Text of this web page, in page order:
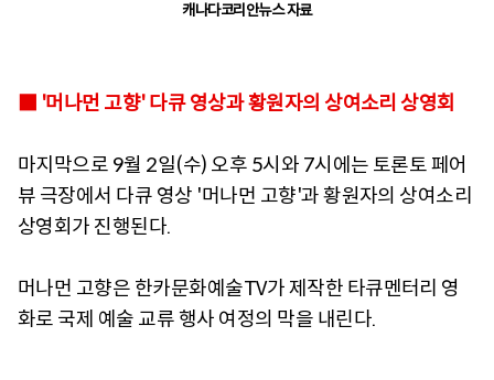
캐나다코리안뉴스 자료
■ '머나먼 고향' 다큐 영상과 황원자의 상여소리 상영회
마지막으로 9월 2일(수) 오후 5시와 7시에는 토론토 페어
뷰 극장에서 다큐 영상 '머나먼 고향'과 황원자의 상여소리
상영회가 진행된다.
머나먼 고향은 한카문화예술TV가 제작한 타큐멘터리 영
화로 국제 예술 교류 행사 여정의 막을 내린다.